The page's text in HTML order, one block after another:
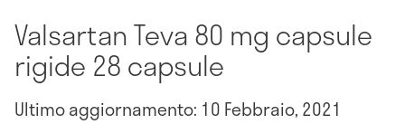
Valsartan Teva 80 mg capsule
rigide 28 capsule
Ultimo aggiornamento: 10 Febbraio, 2021